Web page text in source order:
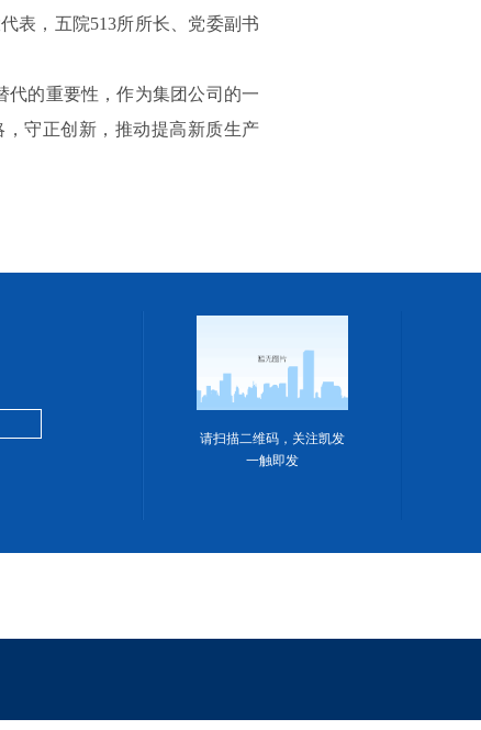
表，五院513所所长、党委副书
代的重要性，作为集团公司的一
守正创新，推动提高新质生产
请扫描二维码，关注凯发
一触即发